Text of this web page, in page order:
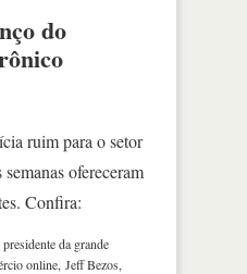
do
ruim para o setor
ofereceram
Confira:
da grande
online, Jeff Bezos,